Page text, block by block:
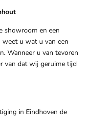
showroom en een
u wat u van een
Wanneer u van tevoren
van dat wij geruime tijd
in Eindhoven de